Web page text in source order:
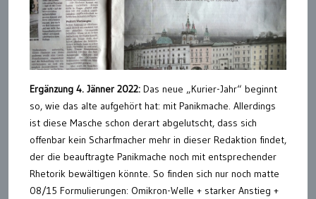
Ergänzung 4. Jänner 2022: Das neue „Kurier-Jahr“ beginnt
so, wie das alte aufgehört hat: mit Panikmache. Allerdings
ist diese Masche schon derart abgelutscht, dass sich
offenbar kein Scharfmacher mehr in dieser Redaktion findet,
der die beauftragte Panikmache noch mit entsprechender
Rhetorik bewältigen könnte. So finden sich nur noch matte
08/15 Formulierungen: Omikron-Welle + starker Anstieg +